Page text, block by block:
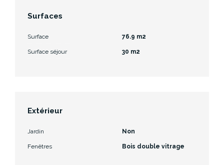
Surfaces
Surface 76.9 m2
Surface séjour 30 m2
Extérieur
Jardin Non
Fenêtres Bois double vitrage